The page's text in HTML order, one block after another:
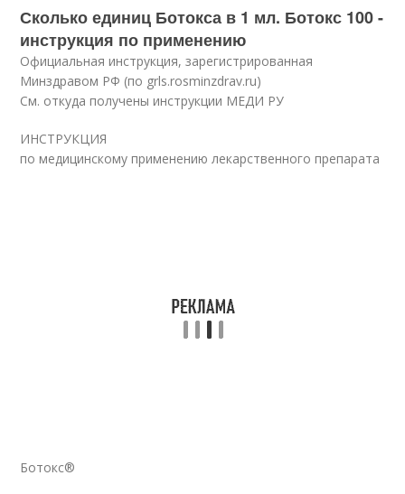
Сколько единиц Ботокса в 1 мл. Ботокс 100 -
инструкция по применению
Официальная инструкция, зарегистрированная
Минздравом РФ (по grls.rosminzdrav.ru)
См. откуда получены инструкции МЕДИ РУ
ИНСТРУКЦИЯ
по медицинскому применению лекарственного препарата
Ботокс®